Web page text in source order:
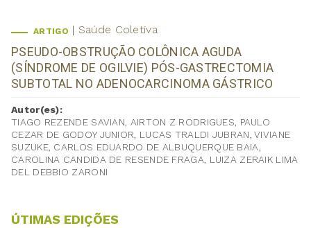
ARTIGO Saúde Coletiva
PSEUDO-OBSTRUÇÃO COLÔNICA AGUDA
(SÍNDROME DE OGILVIE) PÓS-GASTRECTOMIA
SUBTOTAL NO ADENOCARCINOMA GÁSTRICO
Autor(es):
TIAGO REZENDE SAVIAN, AIRTON Z RODRIGUES, PAULO
CEZAR DE GODOY JUNIOR, LUCAS TRALDI JUBRAN, VIVIANE
SUZUKE, CARLOS EDUARDO DE ALBUQUERQUE BAIA,
CAROLINA CANDIDA DE RESENDE FRAGA, LUIZA ZERAIK LIMA
DEL DEBBIO ZARONI
ÚTIMAS EDIÇÕES